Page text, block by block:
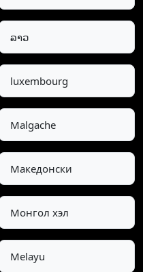
ລາວ
luxembourg
Malgache
Македонски
Монгол хэл
Melayu